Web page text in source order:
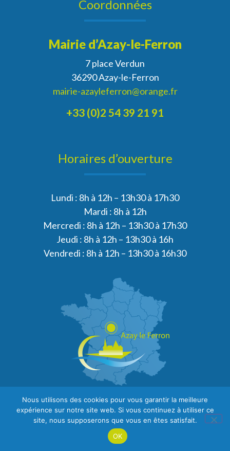
Coordonnées
Mairie d’Azay-le-Ferron
7 place Verdun
36290 Azay-le-Ferron
mairie-azayleferron@orange.fr
+33 (0)2 54 39 21 91
Horaires d’ouverture
Lundi : 8h à 12h – 13h30 à 17h30
Mardi : 8h à 12h
Mercredi : 8h à 12h – 13h30 à 17h30
Jeudi : 8h à 12h – 13h30 à 16h
Vendredi : 8h à 12h – 13h30 à 16h30
MENTIONS LÉGALES
Nous utilisons des cookies pour vous garantir la meilleure
expérience sur notre site web. Si vous continuez à utiliser ce
site, nous supposerons que vous en êtes satisfait.
OK